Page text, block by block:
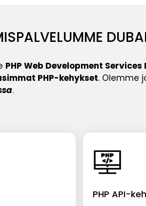
PHP Web Development
PHP-kehykset. Olemme
.
PHP API-